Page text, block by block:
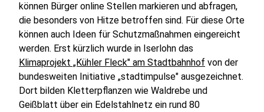
können Bürger online Stellen markieren und abfragen,
die besonders von Hitze betroffen sind. Für diese Orte
können auch Ideen für Schutzmaßnahmen eingereicht
werden. Erst kürzlich wurde in Iserlohn das
Klimaprojekt „Kühler Fleck" am Stadtbahnhof von der
bundesweiten Initiative „stadtimpulse" ausgezeichnet.
Dort bilden Kletterpflanzen wie Waldrebe und
Geißblatt über ein Edelstahlnetz ein rund 80